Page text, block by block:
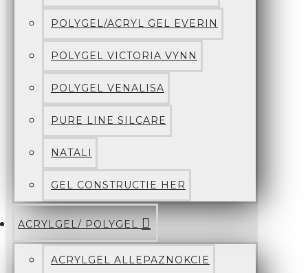
POLYGEL/ACRYL GEL EVERIN
POLYGEL VICTORIA VYNN
POLYGEL VENALISA
PURE LINE SILCARE
NATALI
GEL CONSTRUCTIE HER
ACRYLGEL/ POLYGEL
ACRYLGEL ALLEPAZNOKCIE